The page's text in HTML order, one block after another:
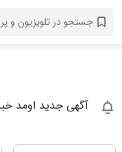
آگهی جدید اومد